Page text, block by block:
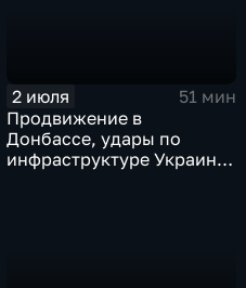
2 июля
51 мин
Продвижение в
Донбассе, удары по
инфраструктуре Украины,